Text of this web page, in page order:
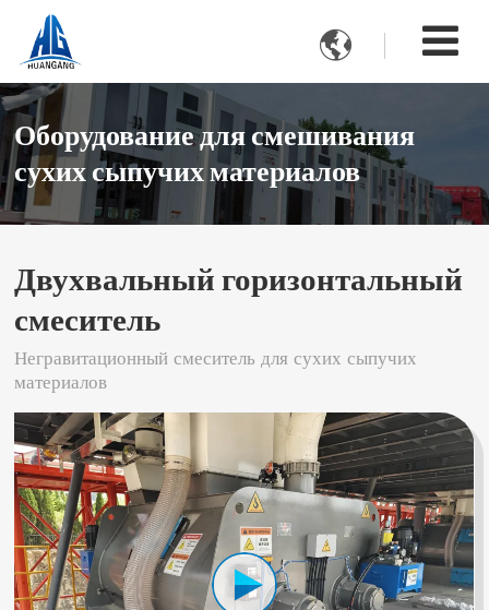

Оборудование для смешивания
сухих сыпучих материалов
Двухвальный горизонтальный
смеситель
Негравитационный смеситель для сухих сыпучих
материалов